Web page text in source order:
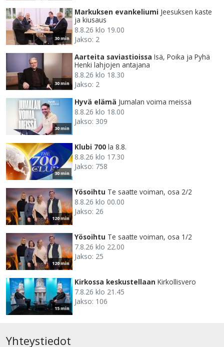
30 min
Markuksen evankeliumi Jeesuksen kaste
ja kiusaus
8.8.26 klo 19.00
Jakso: 2
30 min
Aarteita saviastioissa Isä, Poika ja Pyhä
Henki lahjojen antajana
8.8.26 klo 18.30
Jakso: 2
30 min
Hyvä elämä Jumalan voima meissä
8.8.26 klo 18.00
Jakso: 309
30 min
Klubi 700 la 8.8.
8.8.26 klo 17.30
Jakso: 758
120 min
Yösoihtu Te saatte voiman, osa 2/2
8.8.26 klo 00.00
Jakso: 26
120 min
Yösoihtu Te saatte voiman, osa 1/2
7.8.26 klo 22.00
Jakso: 25
15 min
Kirkossa keskustellaan Kirkollisvero
7.8.26 klo 21.45
Jakso: 106
Yhteystiedot